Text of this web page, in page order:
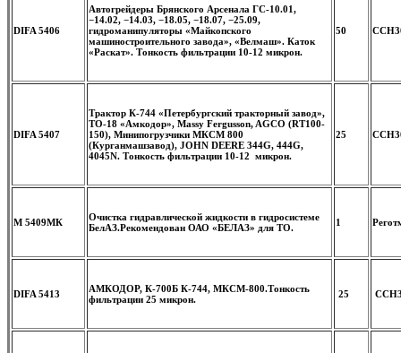
DIFA 5406
Автогрейдеры Брянского Арсенала ГС-10.01,
−14.02, −14.03, −18.05, −18.07, −25.09,
гидроманипуляторы «Майкопского
машиностроительного завода», «Велмаш». Каток
«Раскат». Тонкость фильтрации 10-12 микрон.
50
DIFA 5407
Трактор К-744 «Петербургский тракторный завод»,
ТО-18 «Амкодор», Massy Fergusson, AGCO (RT100-
150), Минипогрузчики МКСМ 800
(Курганмашзавод), JOHN DEERE 344G, 444G,
4045N. Тонкость фильтрации 10-12 микрон.
25
М 5409МК
Очистка гидравлической жидкости в гидросистеме
БелАЗ.Рекомендован ОАО «БЕЛАЗ» для ТО. 1
DIFA 5413 АМКОДОР, К-700Б К-744, МКСМ-800.Тонкость
фильтрации 25 микрон.
25